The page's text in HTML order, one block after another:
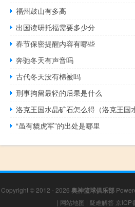
福州鼓山有多高
出国读研托福需要多少分
春节保密提醒内容有哪些
奔驰冬天有声音吗
古代冬天没有棉被吗
刑事拘留最轻的后果是什么
洛克王国水晶矿石怎么得（洛克王国
“虽有貔虎军”的出处是哪里
Copyright © 2012 - 2026 奥神篮球俱乐部
| 网站地图 | 疑难解答 京ICP